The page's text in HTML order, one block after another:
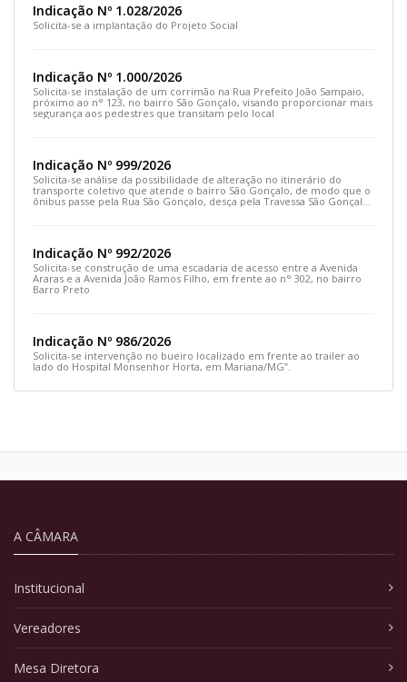
Indicação Nº 1.028/2026
Solicita-se a implantação do Projeto Social
Indicação Nº 1.000/2026
Solicita-se instalação de um corrimão na Rua Prefeito João Sampaio,
próximo ao n° 123, no bairro São Gonçalo, visando proporcionar mais
segurança aos pedestres que transitam pelo local
Indicação Nº 999/2026
Solicita-se análise da possibilidade de alteração no itinerário do
transporte coletivo que atende o bairro São Gonçalo, de modo que o
ônibus passe pela Rua São Gonçalo, desça pela Travessa São Gonçalo
Indicação Nº 992/2026
Solicita-se construção de uma escadaria de acesso entre a Avenida
Araras e a Avenida João Ramos Filho, em frente ao n° 302, no bairro
Barro Preto
Indicação Nº 986/2026
Solicita-se intervenção no bueiro localizado em frente ao trailer ao
lado do Hospital Monsenhor Horta, em Mariana/MG”.
A CÂMARA
Institucional
Vereadores
Mesa Diretora